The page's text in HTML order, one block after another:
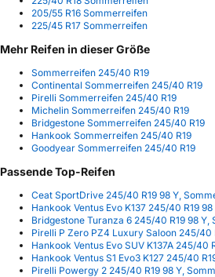
205/55 R16 Sommerreifen
225/45 R17 Sommerreifen
Mehr Reifen in dieser Größe
Sommerreifen 245/40 R19
Continental Sommerreifen 245/40 R19
Pirelli Sommerreifen 245/40 R19
Michelin Sommerreifen 245/40 R19
Bridgestone Sommerreifen 245/40 R19
Hankook Sommerreifen 245/40 R19
Goodyear Sommerreifen 245/40 R19
Passende Top-Reifen
Ceat SportDrive 245/40 R19 98 Y,
Hankook Ventus Evo K137 245/40 R19
Bridgestone Turanza 6 245/40 R19 98 Y,
Pirelli P Zero PZ4 Luxury Saloon 245/40
Hankook Ventus Evo SUV K137A 245/40
Hankook Ventus S1 Evo3 K127 245/40
Pirelli Powergy 2 245/40 R19 98 Y,